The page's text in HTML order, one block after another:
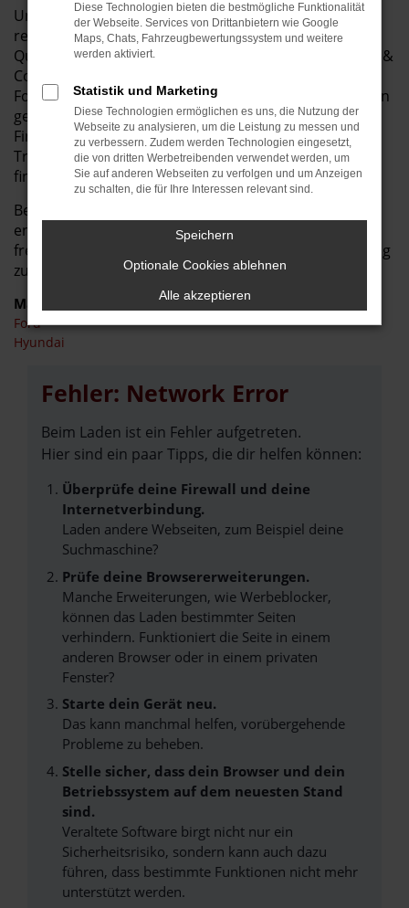
Unsere Vorführwagen wurden sorgfältig gepflegt und
regelmäßig gewartet, sodass Sie sich auf höchste
Qualität verlassen können. Bei Autohaus Bunk GmbH &
Co. KG bieten wir Ihnen eine breite Auswahl an Ford-
Focus Vorführwagen, die nur darauf warten, von Ihnen
gefahren zu werden. Zudem bieten wir Ihnen flexible
Finanzierungs- und Leasingoptionen, damit Sie Ihr
Traumauto bequem und nach Ihren Vorstellungen
finanzieren können.
Besuchen Sie Autohaus Bunk GmbH & Co. KG und
entdecken Sie unsere Vorführwagen-Angebote. Wir
freuen uns darauf, Ihnen ein hervorragendes Fahrzeug
zu einem attraktiven Preis anzubieten!
Marken
Ford
Hyundai
Fehler: Network Error
Beim Laden ist ein Fehler aufgetreten.
Hier sind ein paar Tipps, die dir helfen können:
Überprüfe deine Firewall und deine
Internetverbindung.
Laden andere Webseiten, zum Beispiel deine
Suchmaschine?
Prüfe deine Browsererweiterungen.
Manche Erweiterungen, wie Werbeblocker,
können das Laden bestimmter Seiten
verhindern. Funktioniert die Seite in einem
anderen Browser oder in einem privaten
Fenster?
Starte dein Gerät neu.
Das kann manchmal helfen, vorübergehende
Probleme zu beheben.
Stelle sicher, dass dein Browser und dein
Betriebssystem auf dem neuesten Stand
sind.
Veraltete Software birgt nicht nur ein
Sicherheitsrisiko, sondern kann auch dazu
führen, dass bestimmte Funktionen nicht mehr
unterstützt werden.
Diese Technologien bieten die bestmögliche Funktionalität
der Webseite. Services von Drittanbietern wie Google
Maps, Chats, Fahrzeugbewertungssystem und weitere
werden aktiviert.
Statistik und Marketing
Diese Technologien ermöglichen es uns, die Nutzung der
Webseite zu analysieren, um die Leistung zu messen und
zu verbessern. Zudem werden Technologien eingesetzt,
die von dritten Werbetreibenden verwendet werden, um
Sie auf anderen Webseiten zu verfolgen und um Anzeigen
zu schalten, die für Ihre Interessen relevant sind.
Speichern
Optionale Cookies ablehnen
Alle akzeptieren